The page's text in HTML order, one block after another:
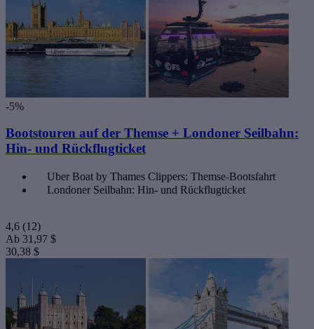
-5%
Bootstouren auf der Themse + Londoner Seilbahn:
Hin- und Rückflugticket
Uber Boat by Thames Clippers: Themse-Bootsfahrt
Londoner Seilbahn: Hin- und Rückflugticket
4,6 (12)
Ab 31,97 $
30,38 $